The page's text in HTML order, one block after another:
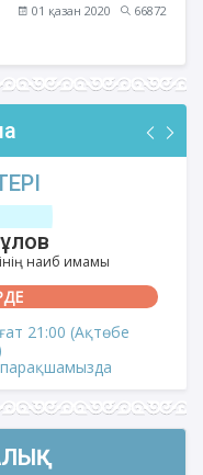
01 қазан 2020
66872
наиб имамы
21:00 (Ақтөбе
парақшамызда